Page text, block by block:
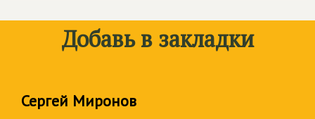
Добавь в закладки
Сергей Миронов